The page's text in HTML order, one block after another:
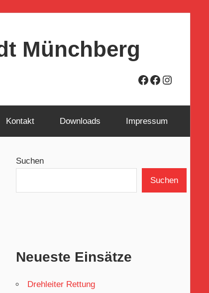
Münchberg
Facebook
Facebook
Kontakt Downloads Impressum
Suchen
Suchen
Neueste Einsätze
Drehleiter Rettung